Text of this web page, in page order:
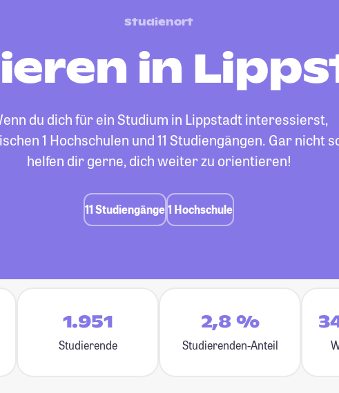
Studienort
in
du dich für ein Studium in Lippstadt interessierst,
1 Hochschulen und 11 Studiengängen. Gar nicht
helfen dir gerne, dich weiter zu orientieren!
11 Studiengänge1 Hochschule
1.951
Studierende
2,8 %
Studierenden-Anteil